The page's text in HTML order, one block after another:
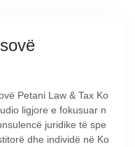
Petani Law & Tax Ko
ligjore e fokusuar n
juridike të spe
dhe individë në Ko